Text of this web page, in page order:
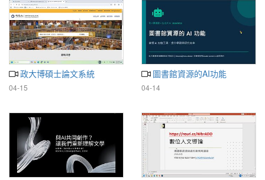
政大博碩士論文系統
04-15
圖書館資源的AI功能
04-14